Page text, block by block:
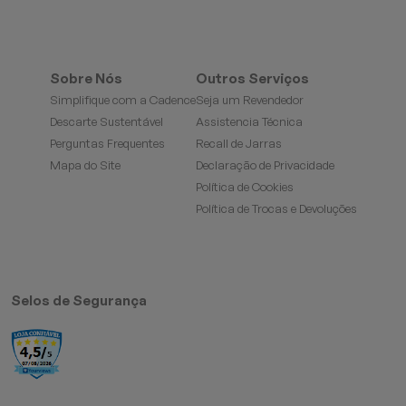
Sobre Nós
Simplifique com a Cadence
Descarte Sustentável
Perguntas Frequentes
Mapa do Site
Outros Serviços
Seja um Revendedor
Assistencia Técnica
Recall de Jarras
Declaração de Privacidade
Política de Cookies
Política de Trocas e Devoluções
Selos de Segurança